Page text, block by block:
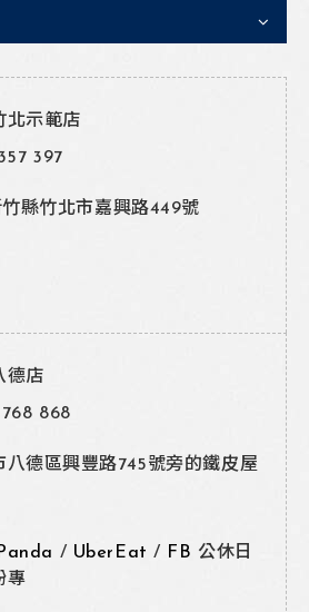
北示範店
397
縣竹北市嘉興路449號
德店
868
八德區興豐路745號旁的鐵皮屋
/ UberEat / FB 公休日
專